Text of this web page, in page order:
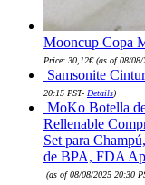
Mooncup Copa
Price: 30,12€(as of 08/08/
Samsonite
20:15 PST- Details)
MoKo Botella
Rellenable
Set para
de BPA, FDA
precio
(as of 08/08/2025 20:30